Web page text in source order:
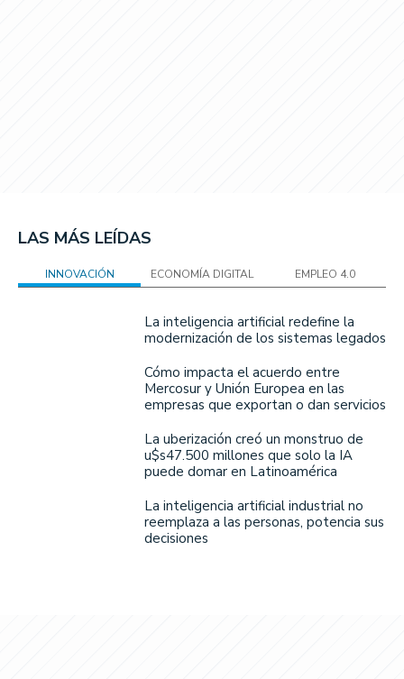
LAS MÁS LEÍDAS
INNOVACIÓN ECONOMÍA DIGITAL EMPLEO 4.0
La inteligencia artificial redefine la
modernización de los sistemas legados
Cómo impacta el acuerdo entre
Mercosur y Unión Europea en las
empresas que exportan o dan servicios
La uberización creó un monstruo de
u$s47.500 millones que solo la IA
puede domar en Latinoamérica
La inteligencia artificial industrial no
reemplaza a las personas, potencia sus
decisiones